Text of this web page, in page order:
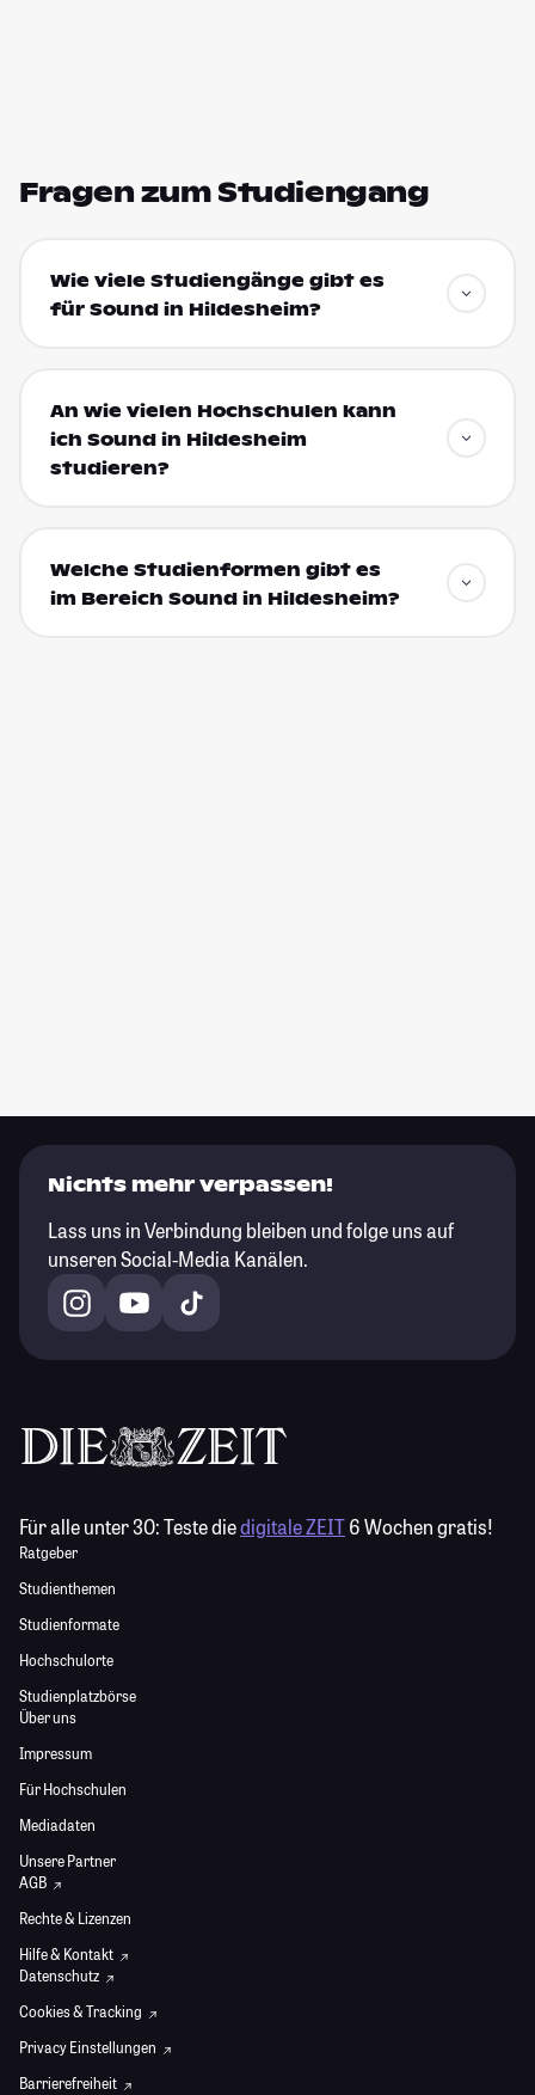
Fragen zum Studiengang
Wie viele Studiengänge gibt es
für Sound in Hildesheim?
An wie vielen Hochschulen kann
ich Sound in Hildesheim
studieren?
Welche Studienformen gibt es
im Bereich Sound in Hildesheim?
Nichts mehr verpassen!
Lass uns in Verbindung bleiben und folge uns auf
unseren Social-Media Kanälen.
Für alle unter 30:Teste diedigitale ZEIT6 Wochen gratis!
Ratgeber
Studienthemen
Studienformate
Hochschulorte
Studienplatzbörse
Über uns
Impressum
Für Hochschulen
Mediadaten
Unsere Partner
AGB
Rechte & Lizenzen
Hilfe & Kontakt
Datenschutz
Cookies & Tracking
Privacy Einstellungen
Barrierefreiheit